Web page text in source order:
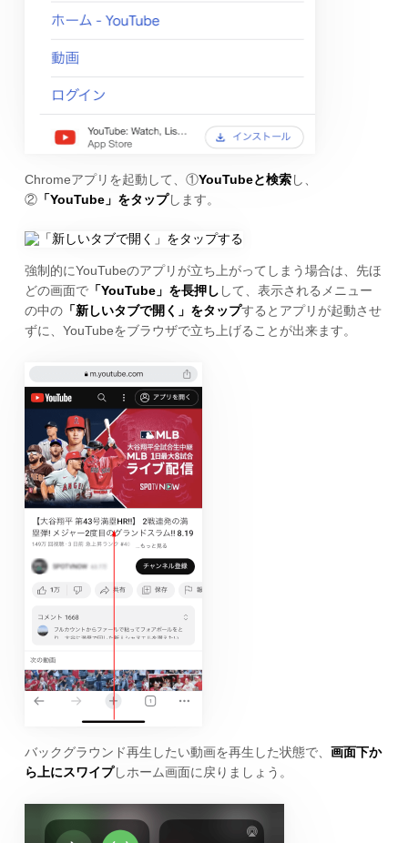
Chromeアプリを起動して、①YouTubeと検索し、
②「YouTube」をタップします。
強制的にYouTubeのアプリが立ち上がってしまう場合は、先ほ
どの画面で「YouTube」を長押し して、表示されるメニュー
の中の「新しいタブで開く」をタップするとアプリが起動させ
ずに、YouTubeをブラウザで立ち上げることが出来ます。
バックグラウンド再生したい動画を再生した状態で、 画面下か
ら上にスワイプしホーム画面に戻りましょう。